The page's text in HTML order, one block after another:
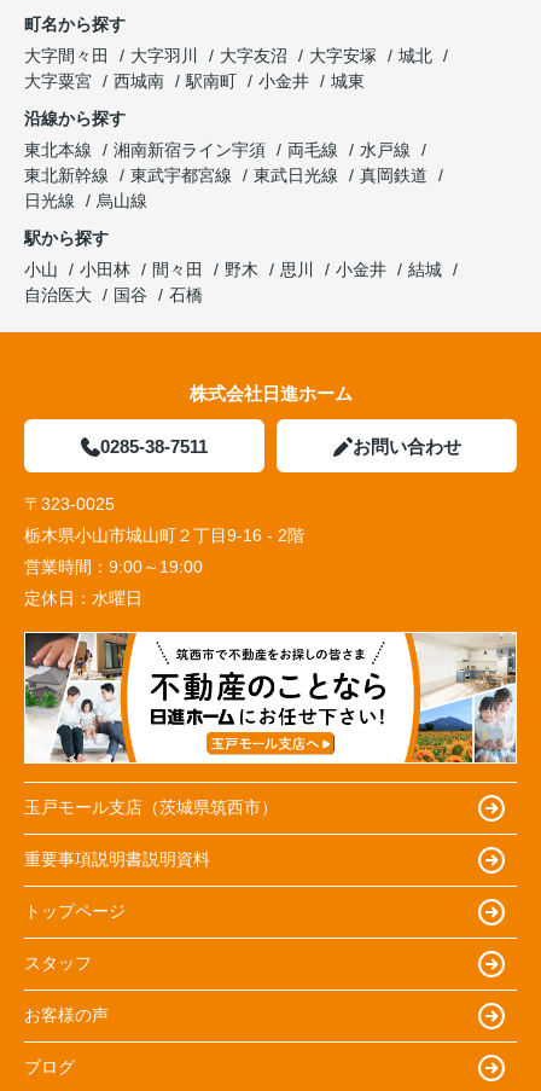
町名から探す
大字間々田
大字羽川 大字友沼 大字安塚
城北
大字粟宮
西城南 駅南町 小金井
城東
沿線から探す
東北本線
湘南新宿ライン宇須 両毛線
水戸線
東北新幹線
東武宇都宮線 東武日光線
真岡鉄道
日光線
烏山線
駅から探す
小山
小田林 間々田 野木 思川 小金井
結城
自治医大
国谷 石橋
株式会社日進ホーム
0285-38-7511 お問い合わせ
〒323-0025
栃木県小山市城山町２丁目9-16 - 2階
営業時間： 9:00～19:00
定休日： 水曜日
玉戸モール支店（茨城県筑西市）
重要事項説明書説明資料
トップページ
スタッフ
お客様の声
ブログ